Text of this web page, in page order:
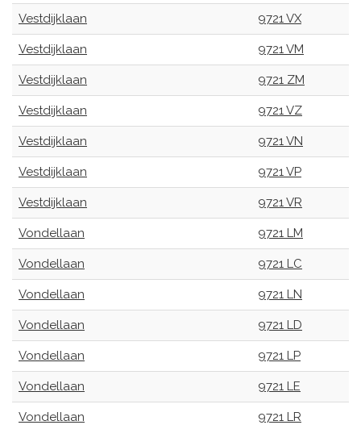
Vestdijklaan 9721 VX
Vestdijklaan 9721 VM
Vestdijklaan 9721 ZM
Vestdijklaan 9721 VZ
Vestdijklaan 9721 VN
Vestdijklaan 9721 VP
Vestdijklaan 9721 VR
Vondellaan 9721 LM
Vondellaan 9721 LC
Vondellaan 9721 LN
Vondellaan 9721 LD
Vondellaan 9721 LP
Vondellaan 9721 LE
Vondellaan 9721 LR